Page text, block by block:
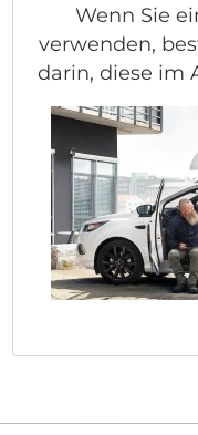
Wenn Sie
verwenden,
darin, diese im